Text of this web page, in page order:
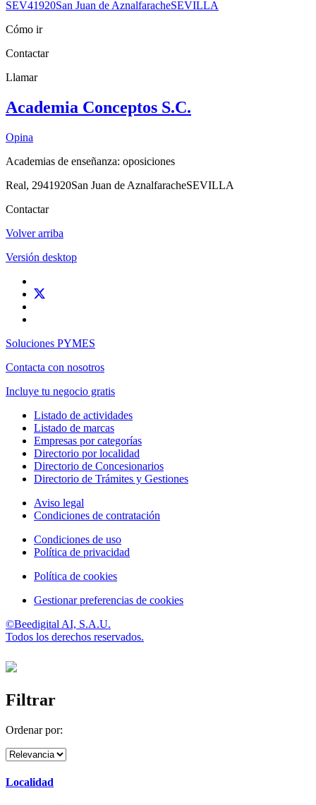
SEV41920San Juan de AznalfaracheSEVILLA
Cómo ir
Contactar
Llamar
Academia Conceptos S.C.
Opina
Academias de enseñanza: oposiciones
Real, 2941920San Juan de AznalfaracheSEVILLA
Contactar
Volver arriba
Versión desktop
Soluciones PYMES
Contacta con nosotros
Incluye tu negocio gratis
Listado de actividades
Listado de marcas
Empresas por categorías
Directorio por localidad
Directorio de Concesionarios
Directorio de Trámites y Gestiones
Aviso legal
Condiciones de contratación
Condiciones de uso
Política de privacidad
Política de cookies
Gestionar preferencias de cookies
©Beedigital AI, S.A.U.
Todos los derechos reservados.
Filtrar
Ordenar por:
Localidad